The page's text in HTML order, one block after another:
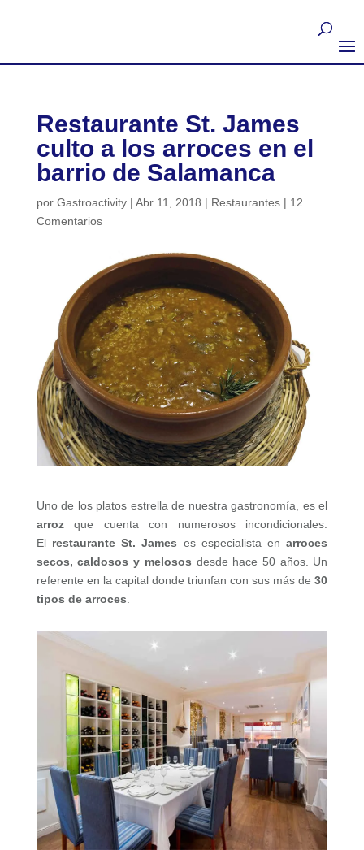
Restaurante St. James
culto a los arroces en el
barrio de Salamanca
por Gastroactivity| Abr 11, 2018 | Restaurantes| 12
Comentarios
Uno de los platos estrella de nuestra gastronomía, es el
arrozque cuenta con numerosos incondicionales.
El restaurante St. James es especialista enarroces
secos, caldosos y melosos desde hace 50 años. Un
referente en la capital donde triunfan con sus más de30
tipos de arroces